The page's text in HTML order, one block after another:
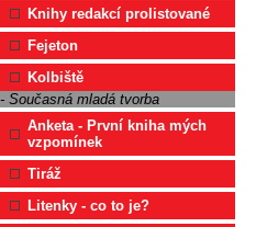
Knihy redakcí prolistované
Fejeton
Kolbiště
- Současná mladá tvorba
Anketa - První kniha mých
vzpomínek
Tiráž
Litenky - co to je?